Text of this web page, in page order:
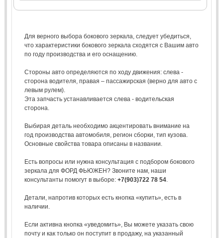
Для верного выбора бокового зеркала, следует убедиться,
что характеристики бокового зеркала сходятся с Вашим авто
по году производства и его оснащению.
Стороны авто определяются по ходу движения: слева -
сторона водителя, правая – пассажирская (верно для авто с
левым рулем).
Эта запчасть устанавливается слева - водительская
сторона.
Выбирая деталь необходимо акцентировать внимание на
год производства автомобиля, регион сборки, тип кузова.
Основные свойства товара описаны в названии.
Есть вопросы или нужна консультация с подбором бокового
зеркала для ФОРД ФЬЮЖЕН? Звоните нам, наши
консультанты помогут в выборе: +7(903)722 78 54.
Детали, напротив которых есть кнопка «купить», есть в
наличии.
Если активна кнопка «уведомить», Вы можете указать свою
почту и как только он поступит в продажу, на указанный